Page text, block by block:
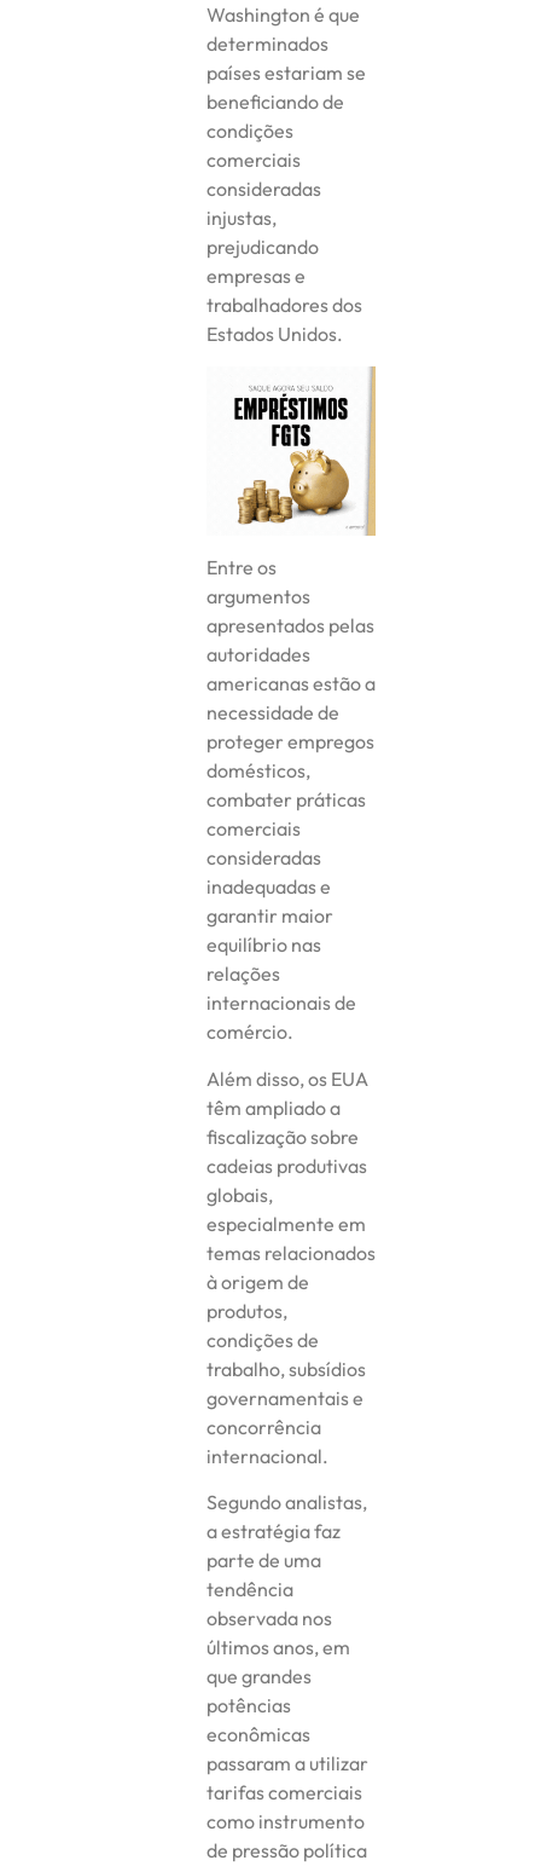
Washington é que
determinados
países estariam se
beneficiando de
condições
comerciais
consideradas
injustas,
prejudicando
empresas e
trabalhadores dos
Estados Unidos.
Entre os
argumentos
apresentados pelas
autoridades
americanas estão a
necessidade de
proteger empregos
domésticos,
combater práticas
comerciais
consideradas
inadequadas e
garantir maior
equilíbrio nas
relações
internacionais de
comércio.
Além disso, os EUA
têm ampliado a
fiscalização sobre
cadeias produtivas
globais,
especialmente em
temas relacionados
à origem de
produtos,
condições de
trabalho, subsídios
governamentais e
concorrência
internacional.
Segundo analistas,
a estratégia faz
parte de uma
tendência
observada nos
últimos anos, em
que grandes
potências
econômicas
passaram a utilizar
tarifas comerciais
como instrumento
de pressão política